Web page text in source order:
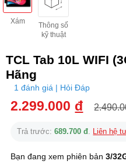
Xám
Thông số
kỹ thuật
TCL Tab 10L WIFI
Hãng
1 đánh giá | Hỏi Đáp
2.299.000 đ
Trả trước:689.700 đ. Liên hệ
Bạn đang xem phiên bản3/